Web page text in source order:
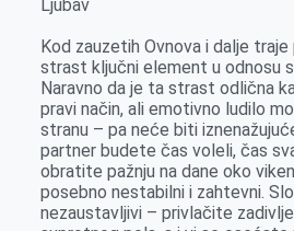
Ljubav
Kod zauzetih Ovnova i dalje
strast ključni element u odnosu
Naravno da je ta strast odlična
pravi način, ali emotivno ludilo
stranu – pa neće biti
partner budete čas voleli, čas
obratite pažnju na dane oko
posebno nestabilni i zahtevni.
nezaustavljivi – privlačite